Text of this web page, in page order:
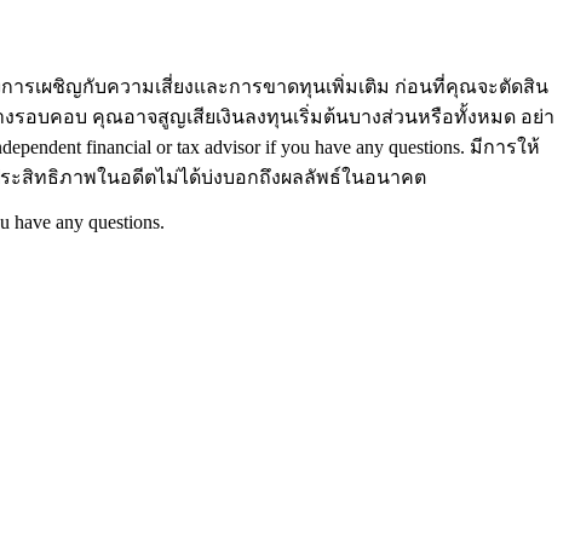
การเผชิญกับความเสี่ยงและการขาดทุนเพิ่มเติม ก่อนที่คุณจะตัดสิน
รอบคอบ คุณอาจสูญเสียเงินลงทุนเริ่มต้นบางส่วนหรือทั้งหมด อย่า
financial or tax advisor if you have any questions. มีการให้
ะสิทธิภาพในอดีตไม่ได้บ่งบอกถึงผลลัพธ์ในอนาคต
have any questions.